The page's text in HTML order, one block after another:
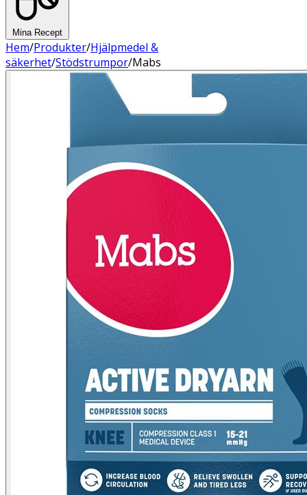
Mina Recept
Hem/Produkter/Hjälpmedel &
säkerhet/Stödstrumpor/Mabs